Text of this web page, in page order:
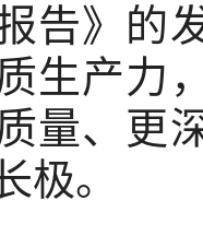
告》的
生产力
量、更
极。